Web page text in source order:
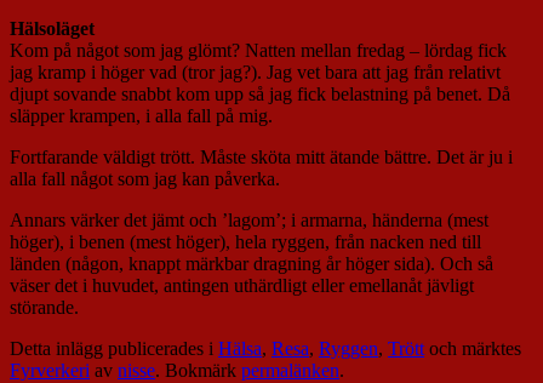
Hälsoläget
Kom på något som jag glömt? Natten mellan fredag – lördag fick
jag kramp i höger vad (tror jag?). Jag vet bara att jag från relativt
djupt sovande snabbt kom upp så jag fick belastning på benet. Då
släpper krampen, i alla fall på mig.
Fortfarande väldigt trött. Måste sköta mitt ätande bättre. Det är ju i
alla fall något som jag kan påverka.
Annars värker det jämt och ’lagom’; i armarna, händerna (mest
höger), i benen (mest höger), hela ryggen, från nacken ned till
länden (någon, knappt märkbar dragning år höger sida). Och så
väser det i huvudet, antingen uthärdligt eller emellanåt jävligt
störande.
Detta inlägg publicerades i Hälsa, Resa, Ryggen, Tröttoch märktes
Fyrverkeri av nisse. Bokmärk permalänken.